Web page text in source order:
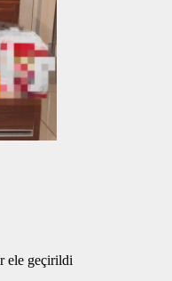
ele geçirildi